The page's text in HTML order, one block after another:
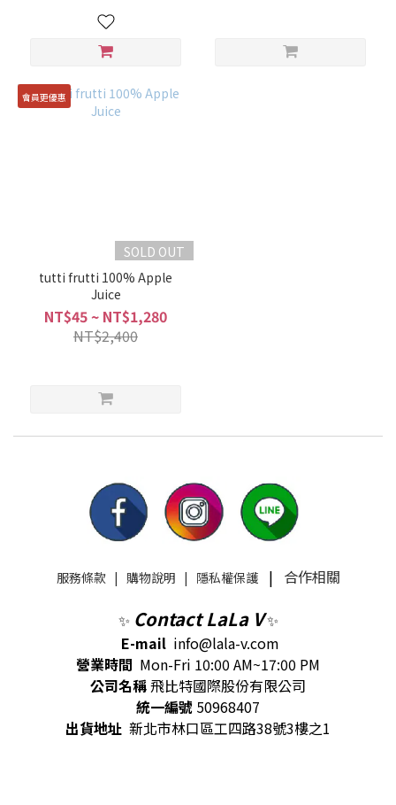
會員更優惠
SOLD OUT
tutti frutti 100% Apple
Juice
NT$45 ~ NT$1,280
NT$2,400
服務條款| 購物說明 | 隱私權保護| 合作相關
✨ Contact LaLa V✨
E-mail info@lala-v.com
營業時間 Mon-Fri 10:00 AM~17:00 PM
公司名稱飛比特國際股份有限公司
統一編號 50968407
出貨地址 新北市林口區工四路38號3樓之1